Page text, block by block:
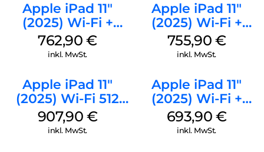
Apple iPad 11″
(2025) Wi-Fi +
Cellular 256 GB
Silber
762,90€
inkl. MwSt.
Apple iPad 11″
(2025) Wi-Fi +
Cellular 256 GB
Pink
755,90 €
inkl. MwSt.
Apple iPad 11″
(2025) Wi-Fi 512
GB Silber
907,90 €
inkl. MwSt.
Apple iPad 11″
(2025) Wi-Fi +
Cellular 128 GB
Gelb
693,90 €
inkl. MwSt.